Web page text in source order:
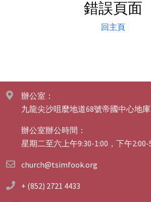
錯誤頁面
回主頁
辦公室：
九龍尖沙咀麼地道68號帝國中心地庫
辦公室辦公時間：
星期二至六上午9:30-1:00，下午2:00-
church@tsimfook.org
+ (852) 2721 4433